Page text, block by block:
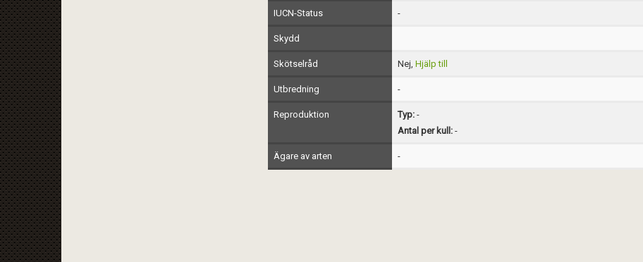
IUCN-Status -
Skydd
Skötselråd Nej, Hjälp till
Utbredning -
Reproduktion Typ:-
Antal per kull:-
Ägare av arten -